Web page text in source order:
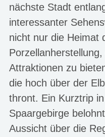
nächste Stadt
interessanter
nicht nur die Heimat
Attraktionen zu
die hoch über der
thront. Ein Kurztrip
Spaargebirge
Aussicht über die